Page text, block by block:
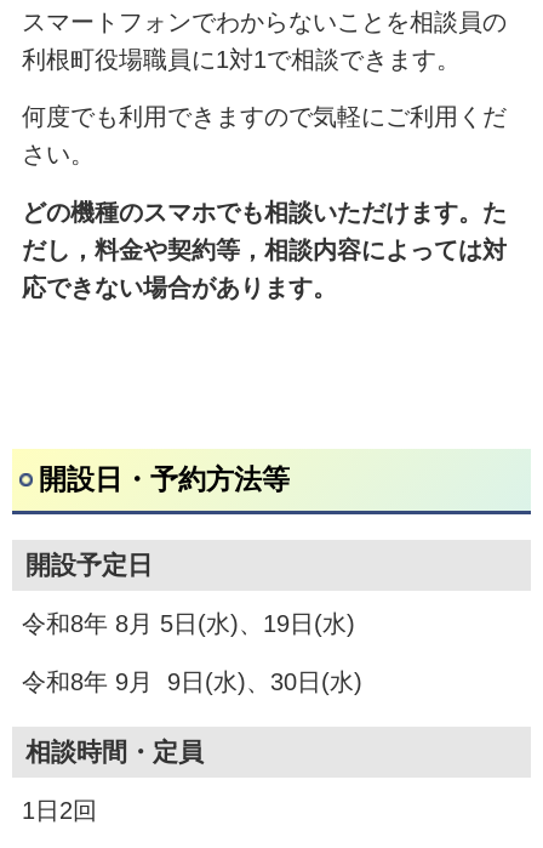
スマートフォンでわからないことを相談員の
利根町役場職員に1対1で相談できます。
何度でも利用できますので気軽にご利用くだ
さい。
どの機種のスマホでも相談いただけます。た
だし，料金や契約等， 相談内容によっては対
応できない場合があります。
開設日・予約方法等
開設予定日
令和8年 8月 5日(水)、19日(水)
令和8年 9月 9日(水)、30日(水)
相談時間・定員
1日2回